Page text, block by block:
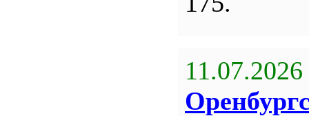
11.07.2026